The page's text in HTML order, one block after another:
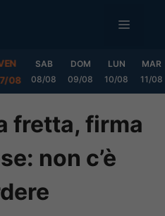
MENU
08
SAB
08/08
DOM
09/08
LUN
10/08
MAR
11/08
fretta, firma
non c’è